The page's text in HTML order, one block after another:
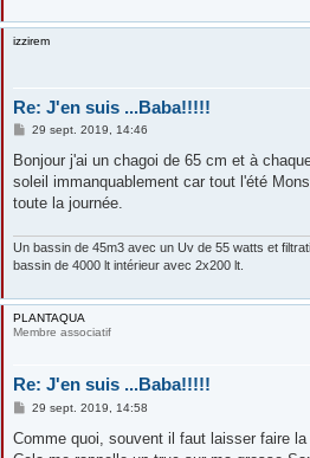
izzirem
Re: J'en suis ...Baba!!!!!
M
s
a
g
29 sept. 2019, 14:46
Bonjour j'ai un chagoi de 65 cm et à
soleil immanquablement car tout l'été
toute la journée.
Un bassin de 45m3 avec un Uv de 55 watts et
bassin de 4000 lt intérieur avec 2x200 lt.
PLANTAQUA
Membre associatif
Re: J'en suis ...Baba!!!!!
M
s
29 sept. 2019, 14:58
Comme quoi, souvent il faut laisser faire la